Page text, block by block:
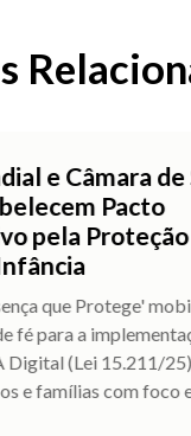
e Câmara de
Pacto
pela Proteção
que Protege'
fé para a
Digital (Lei 15.211/
e famílias com foco